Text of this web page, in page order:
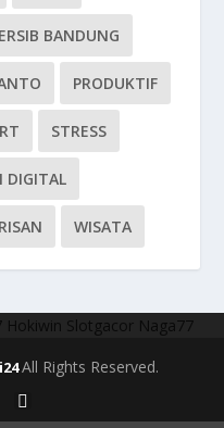
BANDUNG
PRODUKTIF
STRESS
DIGITAL
WISATA
Hokiwin Slotgacor Naga77
All Rights Reserved.